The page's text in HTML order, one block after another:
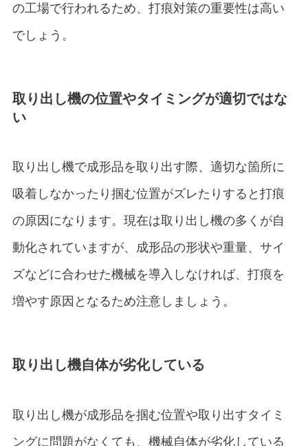
の工場で行われるため、打痕対策の重要性は高い
でしょう。
取り出し機の位置やタイミングが適切ではな
い
取り出し機で成形品を取り出す際、適切な箇所に
吸着しなかったり掴む位置がズレたりすると打痕
の原因になります。現在は取り出し機の多くが自
動化されていますが、成形品の形状や重量、サイ
ズなどに合わせた機械を導入しなければ、打痕を
増やす原因となるため注意しましょう。
取り出し機自体が劣化している
取り出し機が成形品を掴む位置や取り出すタイミ
ングに問題がなくても、機械自体が劣化している